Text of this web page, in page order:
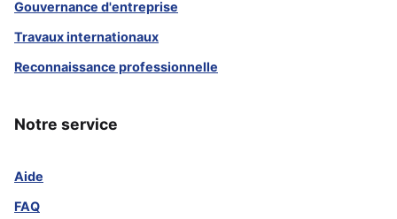
Gouvernance d'entreprise
Travaux internationaux
Reconnaissance professionnelle
Notre service
Aide
FAQ